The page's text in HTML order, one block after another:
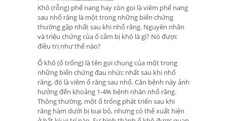
Khô (rỗng) phế nang hay còn gọi là viêm phế nang
sau nhổ răng là một trong những biến chứng
thường gặp nhất sau khi nhổ răng. Nguyên nhân
và triệu chứng của ổ cắm bị khô là gì? Nó được
điều trị như thế nào?
Ổ khô (ổ trống) là tên gọi chung của một trong
những biến chứng đau nhức nhất sau khi nhổ
răng, đó là viêm ổ răng sau nhổ. Căn bệnh này ảnh
hưởng đến khoảng 1-4% bệnh nhân nhổ răng.
Thông thường, một ổ trống phát triển sau khi
răng hàm dưới bị loại bỏ, nhưng có thể xuất hiện